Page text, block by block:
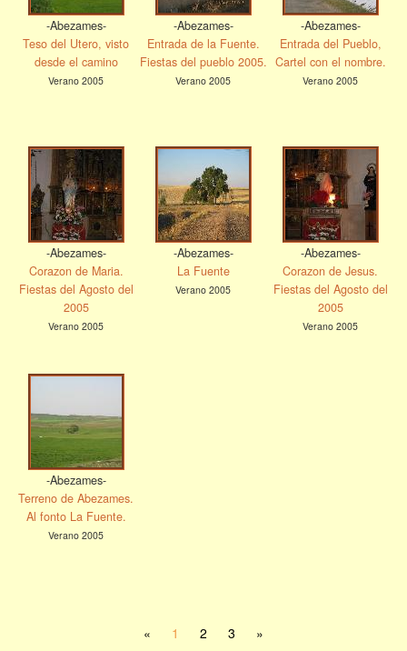
-Abezames-
Teso del Utero, visto
desde el camino
Verano 2005
-Abezames-
Entrada de la Fuente.
Fiestas del pueblo 2005.
Verano 2005
-Abezames-
Entrada del Pueblo,
Cartel con el nombre.
Verano 2005
-Abezames-
Corazon de Maria.
Fiestas del Agosto del
2005
Verano 2005
-Abezames-
La Fuente
Verano 2005
-Abezames-
Corazon de Jesus.
Fiestas del Agosto del
2005
Verano 2005
-Abezames-
Terreno de Abezames.
Al fonto La Fuente.
Verano 2005
« 1 2 3 »